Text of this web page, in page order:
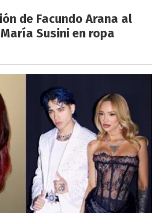
de Facundo Arana al
Susini en ropa